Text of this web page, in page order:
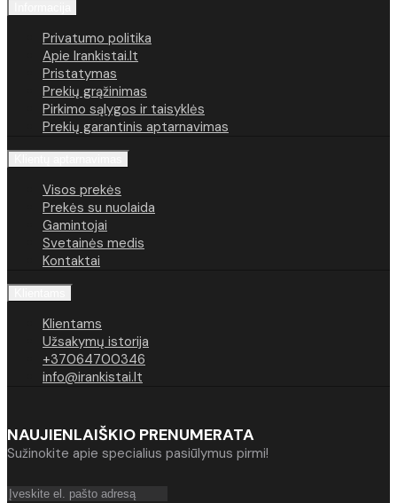
Privatumo politika
Apie Irankistai.lt
Pristatymas
Prekių grąžinimas
Pirkimo sąlygos ir taisyklės
Prekių garantinis aptarnavimas
Visos prekės
Prekės su nuolaida
Gamintojai
Svetainės medis
Kontaktai
Klientams
Užsakymų istorija
+37064700346
info@irankistai.lt
NAUJIENLAIŠKIO PRENUMERATA
Sužinokite apie specialius pasiūlymus pirmi!